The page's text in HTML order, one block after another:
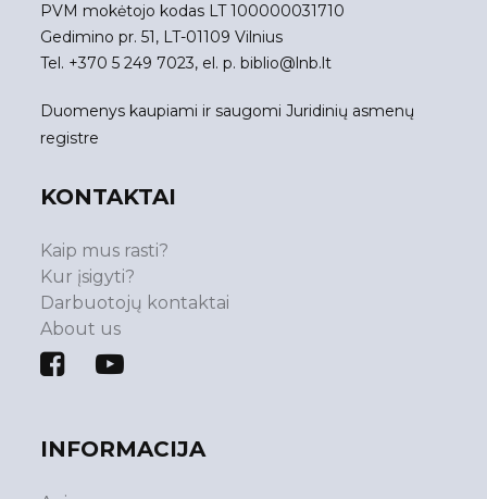
PVM mokėtojo kodas LT 100000031710
Gedimino pr. 51, LT-01109 Vilnius
Tel. +370 5 249 7023, el. p. biblio@lnb.lt
Duomenys kaupiami ir saugomi Juridinių asmenų
registre
KONTAKTAI
Kaip mus rasti?
Kur įsigyti?
Darbuotojų kontaktai
About us
INFORMACIJA